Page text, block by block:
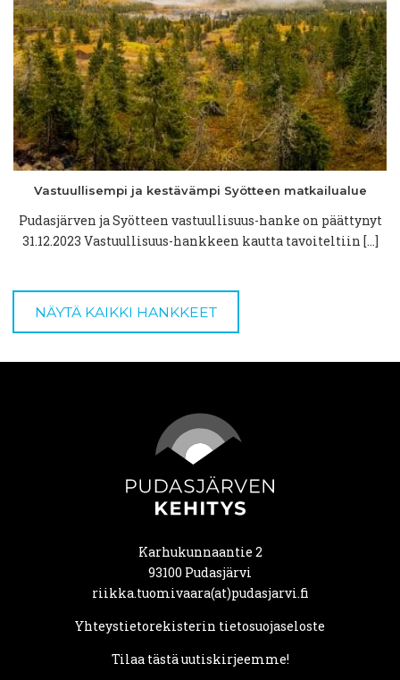
Vastuullisempi ja kestävämpi Syötteen matkailualue
Pudasjärven ja Syötteen vastuullisuus-hanke on päättynyt
31.12.2023 Vastuullisuus-hankkeen kautta tavoiteltiin […]
NÄYTÄ KAIKKI HANKKEET
Karhukunnaantie 2
93100 Pudasjärvi
riikka.tuomivaara(at)pudasjarvi.fi
Yhteystietorekisterin tietosuojaseloste
Tilaa tästä uutiskirjeemme!